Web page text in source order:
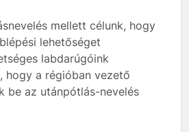
mellett célunk, hogy
lehetőséget
labdarúgóink
hogy a régióban vezető
be az utánpótlás-nevelés